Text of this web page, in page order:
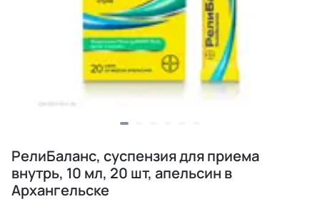
РелиБаланс, суспензия для приема
внутрь, 10 мл, 20 шт, апельсин в
Архангельске